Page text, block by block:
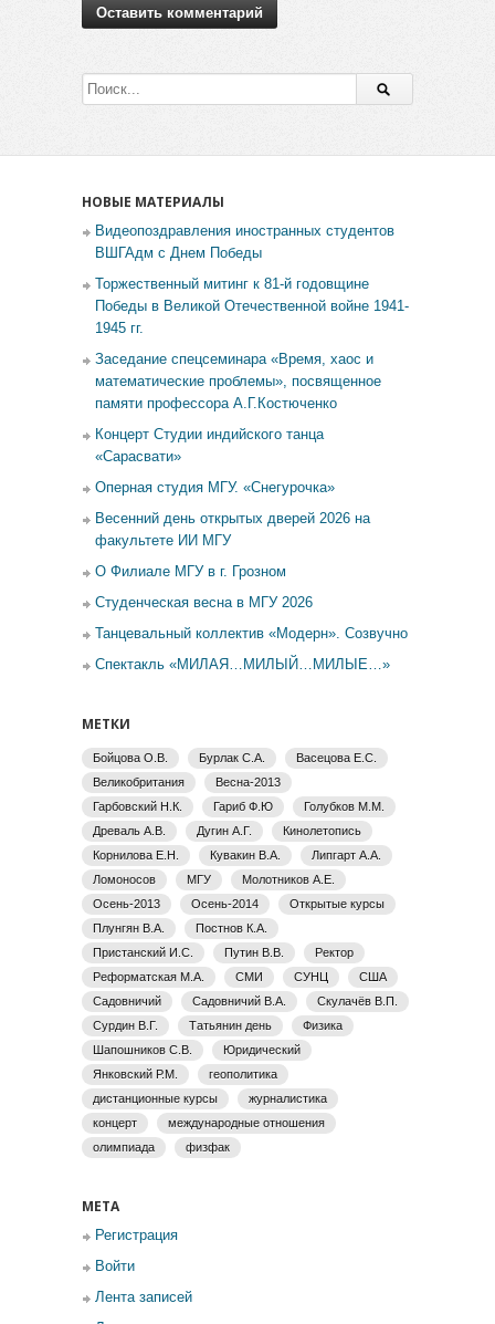
НОВЫЕ МАТЕРИАЛЫ
Видеопоздравления иностранных студентов
ВШГАдм с Днем Победы
Торжественный митинг к 81-й годовщине
Победы в Великой Отечественной войне 1941-
1945 гг.
Заседание спецсеминара «Время, хаос и
математические проблемы», посвященное
памяти профессора А.Г.Костюченко
Концерт Студии индийского танца
«Сарасвати»
Оперная студия МГУ. «Снегурочка»
Весенний день открытых дверей 2026 на
факультете ИИ МГУ
О Филиале МГУ в г. Грозном
Студенческая весна в МГУ 2026
Танцевальный коллектив «Модерн». Созвучно
Спектакль «МИЛАЯ…МИЛЫЙ…МИЛЫЕ…»
МЕТКИ
Бойцова О.В. Бурлак С.А.
Васецова Е.С.
Великобритания
Весна-2013
Гарбовский Н.К.
Гариб Ф.Ю
Голубков М.М.
Древаль А.В.
Дугин А.Г.
Кинолетопись
Корнилова Е.Н.
Кувакин В.А.
Липгарт А.А.
Ломоносов
МГУ
Молотников А.Е.
Осень-2013
Осень-2014
Открытые курсы
Плунгян В.А.
Постнов К.А.
Пристанский И.С.
Путин В.В.
Ректор
Реформатская М.А.
СМИ СУНЦ
США
Садовничий
Садовничий В.А.
Скулачёв В.П.
Сурдин В.Г.
Татьянин день
Физика
Шапошников С.В.
Юридический
Янковский Р.М.
геополитика
дистанционные курсы
журналистика
концерт
международные отношения
олимпиада
физфак
МЕТА
Регистрация
Войти
Лента записей